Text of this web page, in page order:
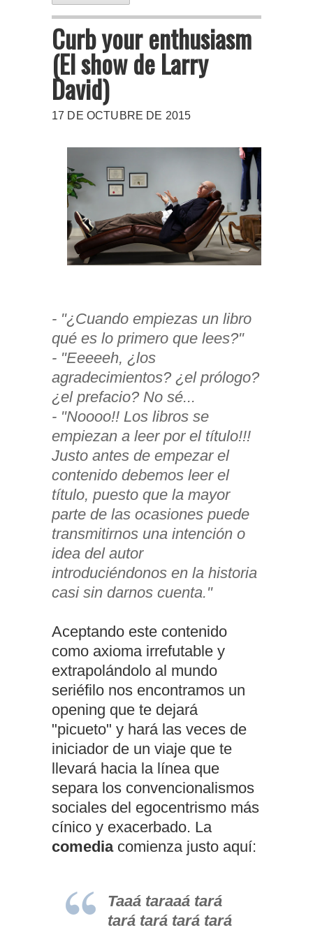
Curb your enthusiasm
(El show de Larry
David)
17 DE OCTUBRE DE 2015
- "¿Cuando empiezas un libro
qué es lo primero que lees?"
- "Eeeeeh, ¿los
agradecimientos? ¿el prólogo?
¿el prefacio? No sé...
- "Noooo!! Los libros se
empiezan a leer por el título!!!
Justo antes de empezar el
contenido debemos leer el
título, puesto que la mayor
parte de las ocasiones puede
transmitirnos una intención o
idea del autor
introduciéndonos en la historia
casi sin darnos cuenta."
Aceptando este contenido
como axioma irrefutable y
extrapolándolo al mundo
seriéfilo nos encontramos un
opening que te dejará
"picueto" y hará las veces de
iniciador de un viaje que te
llevará hacia la línea que
separa los convencionalismos
sociales del egocentrismo más
cínico y exacerbado. La
comediacomienza justo aquí:
Taaá taraaá tará
tará tará tará tará